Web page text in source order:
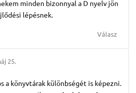
minden bizonnyal a D nyelv jön
lépésnek.
Válasz
25.
a könyvtárak különbségét is képezni.